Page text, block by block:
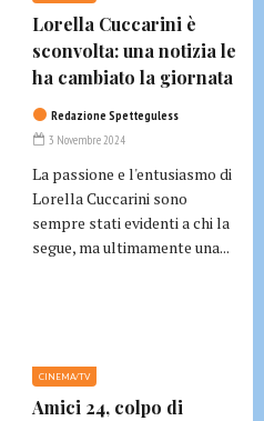
Lorella Cuccarini è
sconvolta: una notizia le
ha cambiato la giornata
Redazione Spetteguless
3 Novembre 2024
La passione e l'entusiasmo di
Lorella Cuccarini sono
sempre stati evidenti a chi la
segue, ma ultimamente una...
CINEMA/TV
Amici 24, colpo di